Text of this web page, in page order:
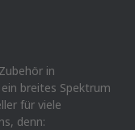
in
breites Spektrum
für viele
denn: